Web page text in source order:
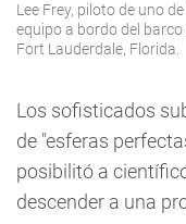
Lee Frey, piloto de uno
equipo a bordo del
Fort Lauderdale, Florida.
Los sofisticados
de "esferas
posibilitó a
descender a una